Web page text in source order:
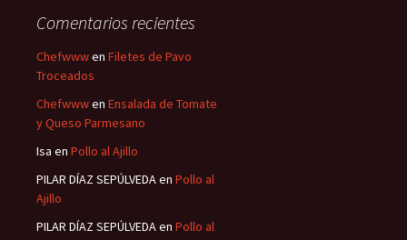
Comentarios recientes
Chefwwwen Filetes de Pavo
Troceados
Chefwwwen Ensalada de Tomate
y Queso Parmesano
Isa en Pollo al Ajillo
PILAR DÍAZ SEPÚLVEDAen Pollo al
Ajillo
PILAR DÍAZ SEPÚLVEDAen Pollo al